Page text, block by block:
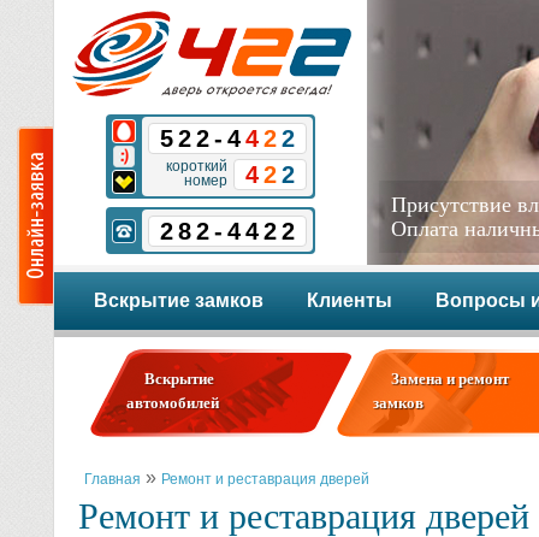
Перейти к основному содержанию
522-4422
422
короткий
номер
282-4422
Присутствие
Оплата
Вскрытие замков Клиенты Вопросы
Вскрытие
автомобилей
Замена и ремонт
замков
Вы здесь
Главная » Ремонт и реставрация дверей
Ремонт и реставрация